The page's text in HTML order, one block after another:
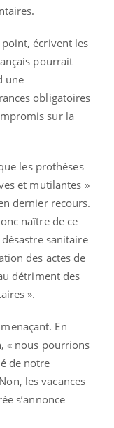
écrivent les
pourrait
une
obligatoires
sur la
les prothèses
et mutilantes »
dernier recours.
naître de ce
sanitaire
des actes de
détriment des
».
En
« nous pourrions
de notre
les vacances
s’annonce